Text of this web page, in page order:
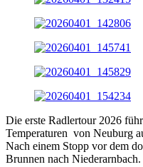
Die erste Radlertour 2026
Temperaturen von Neuburg
Nach einem Stopp vor dem
Brunnen nach